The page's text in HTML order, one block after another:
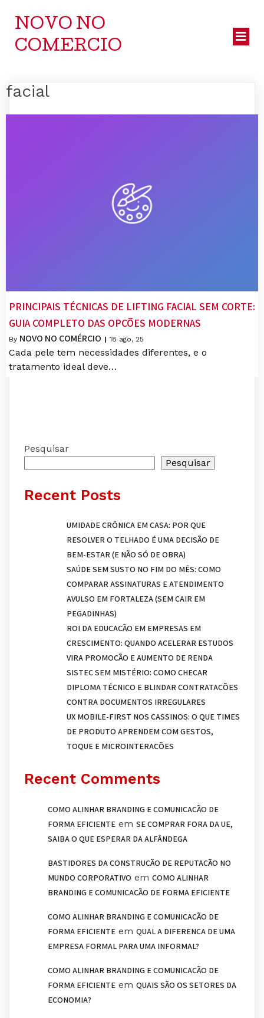
NOVO NO
COMERCIO
facial
PRINCIPAIS TÉCNICAS DE LIFTING FACIAL SEM CORTE:
GUIA COMPLETO DAS OPÇÕES MODERNAS
By NOVO NO COMÉRCIO | 18 ago, 25
Cada pele tem necessidades diferentes, e o
tratamento ideal deve…
Pesquisar
Pesquisar
Recent Posts
UMIDADE CRÔNICA EM CASA: POR QUE
RESOLVER O TELHADO É UMA DECISÃO DE
BEM-ESTAR (E NÃO SÓ DE OBRA)
SAÚDE SEM SUSTO NO FIM DO MÊS: COMO
COMPARAR ASSINATURAS E ATENDIMENTO
AVULSO EM FORTALEZA (SEM CAIR EM
PEGADINHAS)
ROI DA EDUCAÇÃO EM EMPRESAS EM
CRESCIMENTO: QUANDO ACELERAR ESTUDOS
VIRA PROMOÇÃO E AUMENTO DE RENDA
SISTEC SEM MISTÉRIO: COMO CHECAR
DIPLOMA TÉCNICO E BLINDAR CONTRATAÇÕES
CONTRA DOCUMENTOS IRREGULARES
UX MOBILE-FIRST NOS CASSINOS: O QUE TIMES
DE PRODUTO APRENDEM COM GESTOS,
TOQUE E MICROINTERAÇÕES
Recent Comments
COMO ALINHAR BRANDING E COMUNICAÇÃO DE
FORMA EFICIENTE em SE COMPRAR FORA DA UE,
SAIBA O QUE ESPERAR DA ALFÂNDEGA
BASTIDORES DA CONSTRUÇÃO DE REPUTAÇÃO NO
MUNDO CORPORATIVO em COMO ALINHAR
BRANDING E COMUNICAÇÃO DE FORMA EFICIENTE
COMO ALINHAR BRANDING E COMUNICAÇÃO DE
FORMA EFICIENTE em QUAL A DIFERENÇA DE UMA
EMPRESA FORMAL PARA UMA INFORMAL?
COMO ALINHAR BRANDING E COMUNICAÇÃO DE
FORMA EFICIENTE em QUAIS SÃO OS SETORES DA
ECONOMIA?